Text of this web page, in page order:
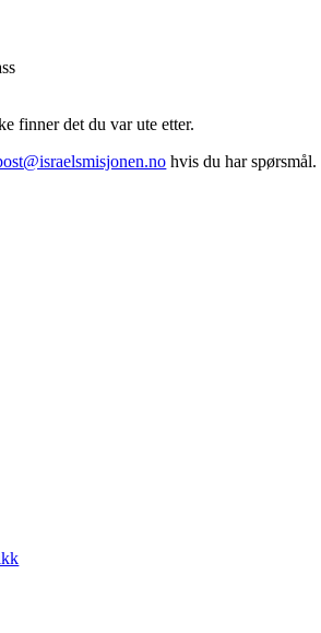
finner det du var ute etter.
hvis du har spørsmål.